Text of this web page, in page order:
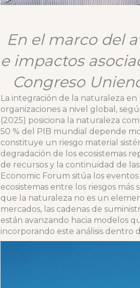
En el marco del
e impactos
Congreso
La integración de la naturaleza
organizaciones a nivel global,
(2025) posiciona la naturaleza
50 % del PIB mundial depende
constituye un riesgo material
degradación de los ecosistemas
de recursos y la continuidad de
Economic Forum sitúa los
ecosistemas entre los riesgos
que la naturaleza no es un
mercados, las cadenas de
están avanzando hacia modelos
incorporando este análisis dentro